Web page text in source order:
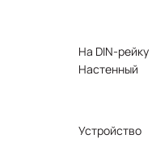
На DIN-рейку
Настенный
Устройство